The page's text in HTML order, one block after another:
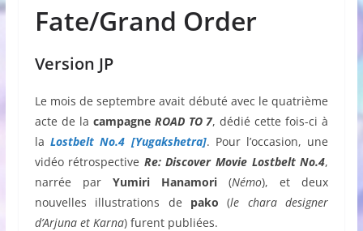
Fate/Grand Order
Version JP
Le mois de septembre avait débuté avec le quatrième
acte de la campagne ROAD TO 7, dédié cette fois-ci à
la Lostbelt No.4 [Yugakshetra]. Pour l’occasion, une
vidéo rétrospective Re: Discover Movie Lostbelt No.4,
narrée par Yumiri Hanamori (Némo), et deux
nouvelles illustrations de pako(le chara designer
d’Arjuna et Karna) furent publiées.